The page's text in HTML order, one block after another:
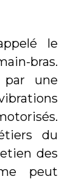
le
bras.
par une
du
des
peut